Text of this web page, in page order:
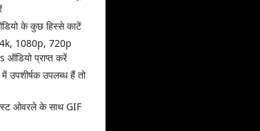
के कुछ हिस्से काटें
1080p, 720p
ऑडियो प्राप्त करें
में उपशीर्षक उपलब्ध हैं तो
ओवरले के साथ GIF